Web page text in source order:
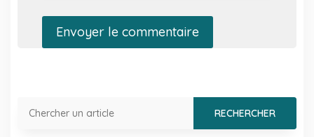
Envoyer le commentaire